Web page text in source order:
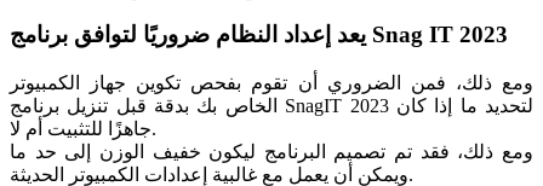
يعد إعداد النظام ضروريًا لتوافق برنامج Snag IT 2023
ومع ذلك، فمن الضروري أن تقوم بفحص تكوين جهاز الكمبيوتر
الخاص بك بدقة قبل تنزيل برنامج SnagIT 2023 لتحديد ما إذا كان
جاهزًا للتثبيت أم لا.
ومع ذلك، فقد تم تصميم البرنامج ليكون خفيف الوزن إلى حد ما
ويمكن أن يعمل مع غالبية إعدادات الكمبيوتر الحديثة.